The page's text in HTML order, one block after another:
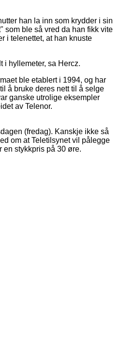
han la inn som krydder i sin
som ble så vred da han fikk vite
i telenettet, at han knuste
i hyllemeter, sa Hercz.
ble etablert i 1994, og har
å bruke deres nett til å selge
ganske utrolige eksempler
av Telenor.
(fredag). Kanskje ikke så
om at Teletilsynet vil pålegge
en stykkpris på 30 øre.